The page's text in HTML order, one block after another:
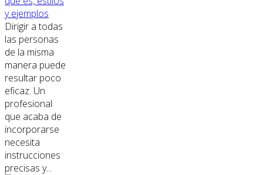
y ejemplos
Dirigir a todas
las personas
de la misma
manera puede
resultar poco
eficaz. Un
profesional
que acaba de
incorporarse
necesita
instrucciones
precisas y...